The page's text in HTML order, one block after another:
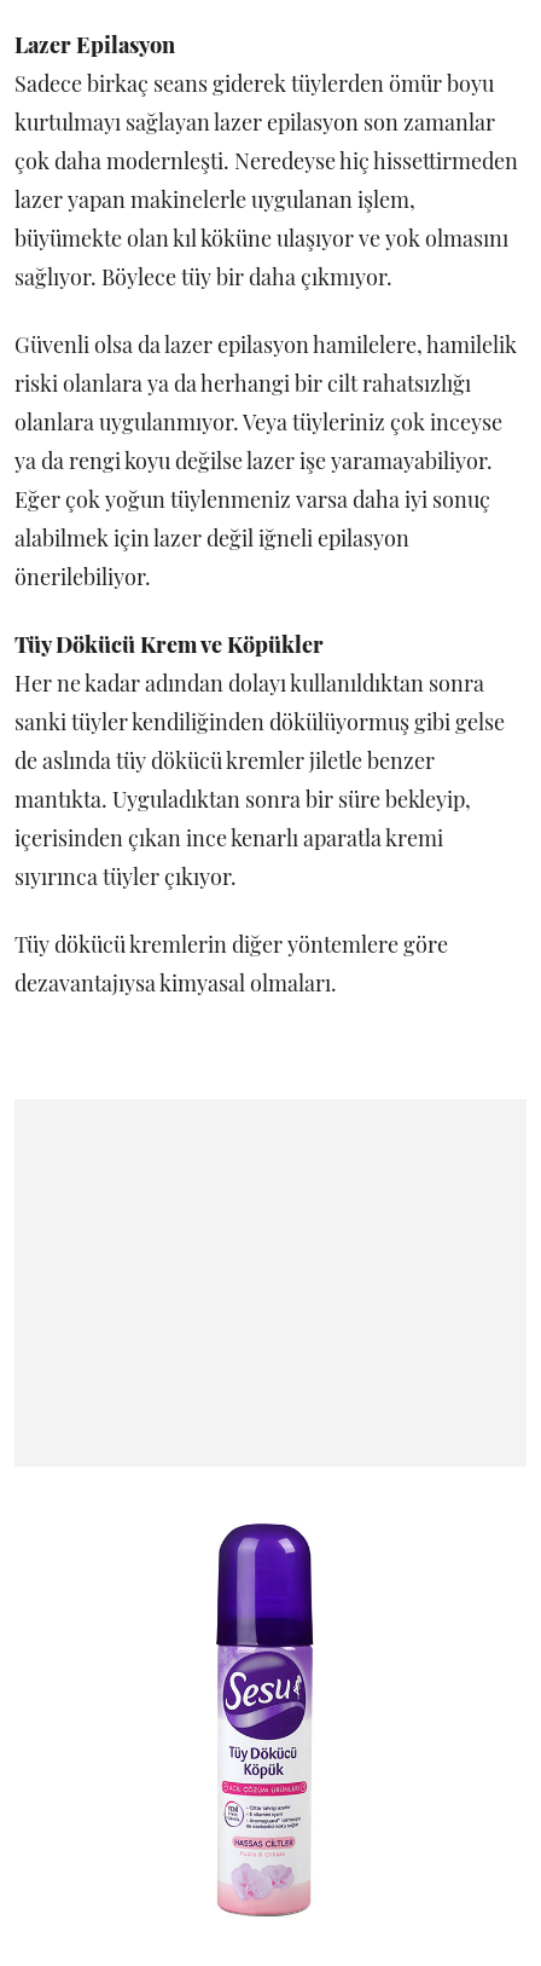
Lazer Epilasyon
Sadece birkaç seans giderek tüylerden ömür boyu
kurtulmayı sağlayan lazer epilasyon son zamanlar
çok daha modernleşti. Neredeyse hiç hissettirmeden
lazer yapan makinelerle uygulanan işlem,
büyümekte olan kıl köküne ulaşıyor ve yok olmasını
sağlıyor. Böylece tüy bir daha çıkmıyor.
Güvenli olsa da lazer epilasyon hamilelere, hamilelik
riski olanlara ya da herhangi bir cilt rahatsızlığı
olanlara uygulanmıyor. Veya tüyleriniz çok inceyse
ya da rengi koyu değilse lazer işe yaramayabiliyor.
Eğer çok yoğun tüylenmeniz varsa daha iyi sonuç
alabilmek için lazer değil iğneli epilasyon
önerilebiliyor.
Tüy Dökücü Krem ve Köpükler
Her ne kadar adından dolayı kullanıldıktan sonra
sanki tüyler kendiliğinden dökülüyormuş gibi gelse
de aslında tüy dökücü kremler jiletle benzer
mantıkta. Uyguladıktan sonra bir süre bekleyip,
içerisinden çıkan ince kenarlı aparatla kremi
sıyırınca tüyler çıkıyor.
Tüy dökücü kremlerin diğer yöntemlere göre
dezavantajıysa kimyasal olmaları.